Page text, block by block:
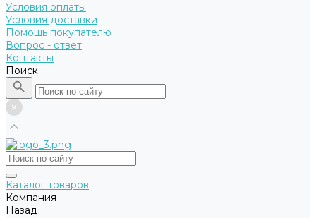
Условия оплаты
Условия доставки
Помощь покупателю
Вопрос - ответ
Контакты
Поиск
Каталог товаров
Компания
Назад